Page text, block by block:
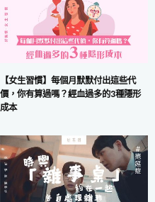
【女生習慣】每個月默默付出這些代
價，你有算過嗎？經血過多的3種隱形
成本